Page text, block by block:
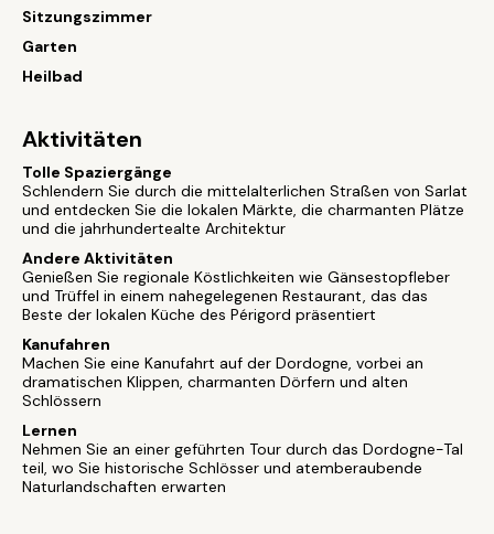
Sitzungszimmer
Garten
Heilbad
Aktivitäten
Tolle Spaziergänge
Schlendern Sie durch die mittelalterlichen Straßen von Sarlat
und entdecken Sie die lokalen Märkte, die charmanten Plätze
und die jahrhundertealte Architektur
Andere Aktivitäten
Genießen Sie regionale Köstlichkeiten wie Gänsestopfleber
und Trüffel in einem nahegelegenen Restaurant, das das
Beste der lokalen Küche des Périgord präsentiert
Kanufahren
Machen Sie eine Kanufahrt auf der Dordogne, vorbei an
dramatischen Klippen, charmanten Dörfern und alten
Schlössern
Lernen
Nehmen Sie an einer geführten Tour durch das Dordogne-Tal
teil, wo Sie historische Schlösser und atemberaubende
Naturlandschaften erwarten